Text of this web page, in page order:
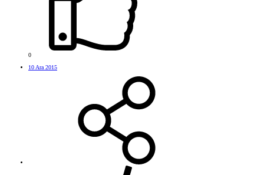
0
10 Ara 2015